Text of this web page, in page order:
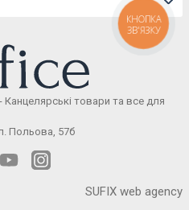
Канцелярські товари та все для
Польова, 57б
SUFIX web agency
КНОПКА
ЗВ'ЯЗКУ